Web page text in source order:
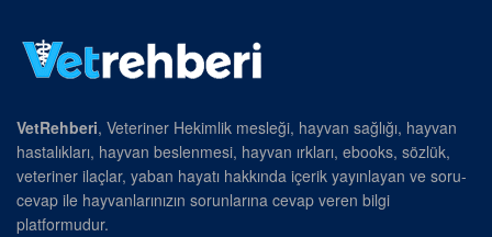
VetRehberi, Veteriner Hekimlik mesleği, hayvan sağlığı, hayvan
hastalıkları, hayvan beslenmesi, hayvan ırkları, ebooks, sözlük,
veteriner ilaçlar, yaban hayatı hakkında içerik yayınlayan ve soru-
cevap ile hayvanlarınızın sorunlarına cevap veren bilgi
platformudur.